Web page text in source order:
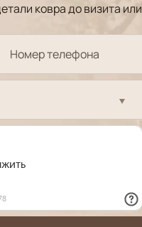
ковра до визита или